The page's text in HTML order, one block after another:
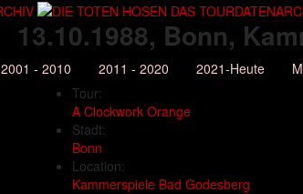
2001 - 2010 2011 - 2020 2021-Heute
13.10.1988, Bonn,
Tour:
A Clockwork Orange
Stadt:
Bonn
Location:
Kammerspiele Bad Godesberg